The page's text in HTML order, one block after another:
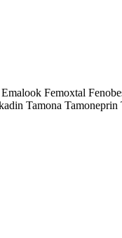
Femoxtal
Tamona